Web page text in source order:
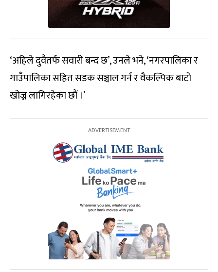
‘अहिले दुवैतर्फ सवारी बन्द छ’, उनले भने, ‘नगरपालिका र
गाउँपालिका सहित सडक सञ्चाल गर्न र वैकल्पिक बाटो
खोज्न लागिरहेका छौं ।’